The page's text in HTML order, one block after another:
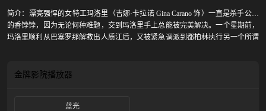
简介： 漂亮强悍的女特工玛洛里（吉娜·卡拉诺 Gina Carano 饰）一直是杀手公司
的香饽饽，因为无论何种难题，交到玛洛里手上总能被完美解决。一个星期前，
玛洛里顺利从巴塞罗那解救出人质江后，又被紧急调派到都柏林执行另一个所谓
国际性的大围剿。被逼无奈，玛洛里只好在几个江湖老友的帮助下四处奔逃，还
金牌影院播放器
蓝光